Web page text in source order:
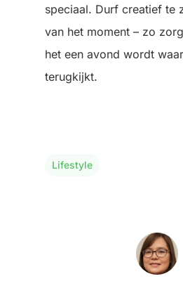
speciaal. Durf creatief te
van het moment – zo
het een avond wordt
terugkijkt.
Lifestyle